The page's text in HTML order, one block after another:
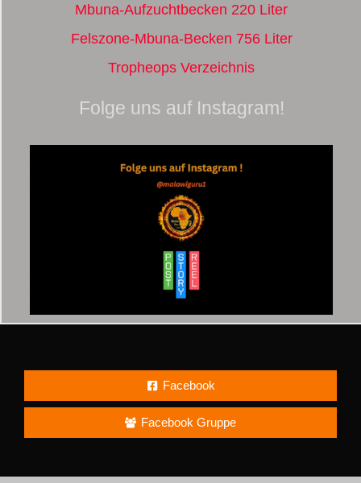
Mbuna-Aufzuchtbecken 220 Liter
Felszone-Mbuna-Becken 756 Liter
Tropheops Verzeichnis
Folge uns auf Instagram!
Facebook
Facebook Gruppe